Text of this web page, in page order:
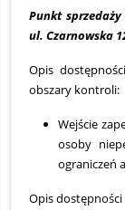
Punkt
ul. Czarnowska
Opis
obszary kontroli:
Wejście
osoby
ograniczeń
Opis